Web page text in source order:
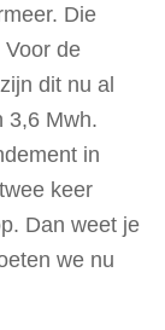
Die
de
dit nu al
3,6 Mwh.
in
keer
Dan weet je
we nu